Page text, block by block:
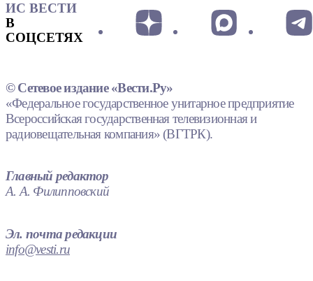
ИС ВЕСТИ
В
СОЦСЕТЯХ
© Сетевое издание «Вести.Ру»
«Федеральное государственное унитарное предприятие
Всероссийская государственная телевизионная и
радиовещательная компания» (ВГТРК).
Главный редактор
А. А. Филипповский
Эл. почта редакции
info@vesti.ru